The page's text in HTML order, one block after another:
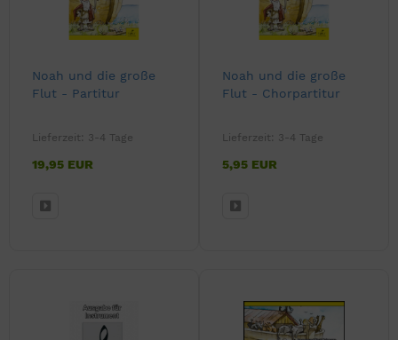
Noah und die große
Flut - Partitur
Lieferzeit: 3-4 Tage
19,95 EUR
Noah und die große
Flut - Chorpartitur
Lieferzeit: 3-4 Tage
5,95 EUR